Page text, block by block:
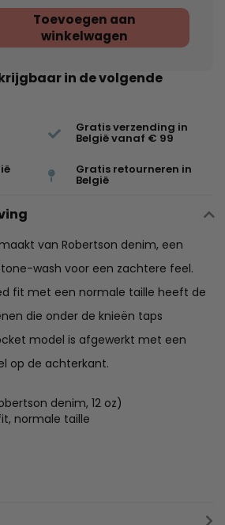
Toevoegen aan
winkelwagen
in de volgende
Gratis verzending in
België vanaf € 99
Gratis retourneren in
België
van Robertson denim, een
wash voor een zachtere feel.
fit met een normale taille heeft de
die onder de knieën taps
model is afgewerkt met een
op de achterkant.
denim, 12 oz)
normale taille